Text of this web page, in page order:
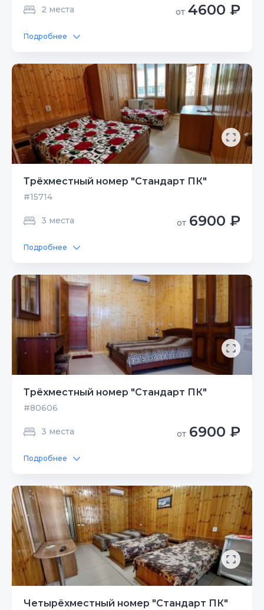
2 места от 4600 ₽
Подробнее
Трёхместный номер "Стандарт ПК"
#15714
3 места от 6900 ₽
Подробнее
Трёхместный номер "Стандарт ПК"
#80606
3 места от 6900 ₽
Подробнее
Четырёхместный номер "Стандарт ПК"